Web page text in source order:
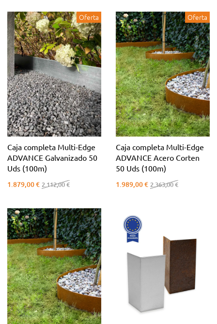
Oferta
Caja completa Multi-Edge
ADVANCE Galvanizado 50
Uds (100m)
1.879,00 € 2.112,00 €
Oferta
Caja completa Multi-Edge
ADVANCE Acero Corten
50 Uds (100m)
1.989,00 € 2.363,00 €